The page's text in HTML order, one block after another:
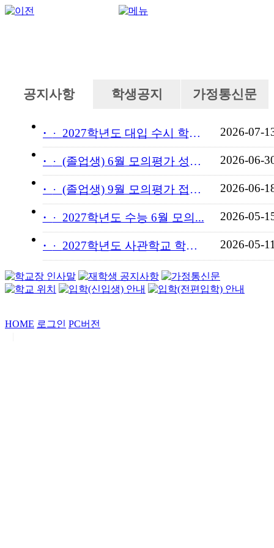
공지사항 학생공지 가정통신문
· 2027학년도 대입 수시 학교... 2026-07-
· (졸업생) 6월 모의평가 성적... 2026-06-
· (졸업생) 9월 모의평가 접수... 2026-06-
· 2027학년도 수능 6월 모의... 2026-05-
· 2027학년도 사관학교 학교장... 2026-05-
HOME 로그인 PC버전